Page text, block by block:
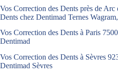
Vos Correction des Dents près de
Dents chez Dentimad Ternes
Vos Correction des Dents à Paris
Dentimad
Vos Correction des Dents à Sèvres
Dentimad Sèvres